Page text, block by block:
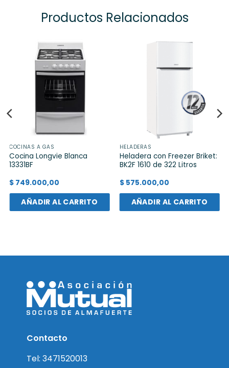
Productos Relacionados
COCINAS A GAS
Cocina Longvie Blanca
13331BF
$ 749.000,00
AÑADIR AL CARRITO
HELADERAS
Heladera con Freezer Briket:
BK2F 1610 de 322 Litros
$575.000,00
AÑADIR AL CARRITO
Contacto
Tel: 3471520013